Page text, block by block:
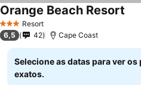
3 EstrelasResort
Orange Beach Resort
6,5 42 Cape Coast
Selecione as datas para ver os
exatos.